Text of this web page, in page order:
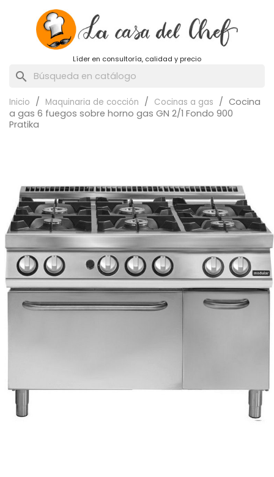
Líder en consultoría, calidad y precio
search
Inicio Maquinaria de cocción Cocinas a gas
Cocina
a gas 6 fuegos sobre horno gas GN 2/1 Fondo 900
Pratika